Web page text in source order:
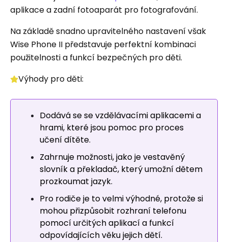
aplikace a zadní fotoaparát pro fotografování.
Na základě snadno upravitelného nastavení však
Wise Phone II představuje perfektní kombinaci
použitelnosti a funkcí bezpečných pro děti.
Výhody pro děti:
Dodává se se vzdělávacími aplikacemi a
hrami, které jsou pomoc pro proces
učení dítěte.
Zahrnuje možnosti, jako je vestavěný
slovník a překladač, který umožní dětem
prozkoumat jazyk.
Pro rodiče je to velmi výhodné, protože si
mohou přizpůsobit rozhraní telefonu
pomocí určitých aplikací a funkcí
odpovídajících věku jejich dětí.